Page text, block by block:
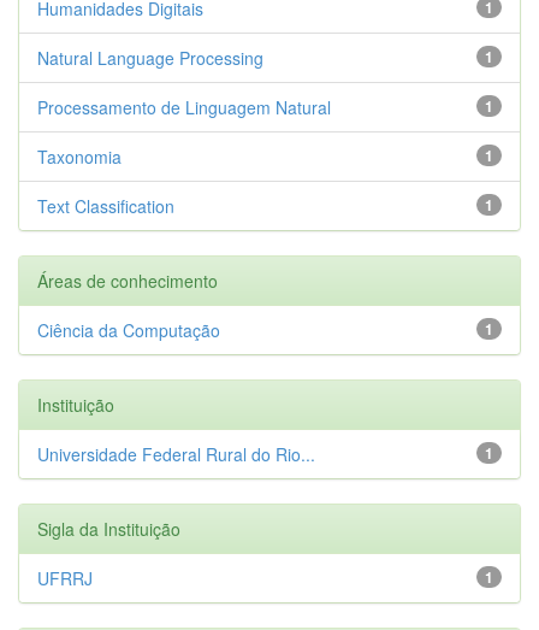
1
Humanidades Digitais
1
Natural Language Processing
1
Processamento de Linguagem Natural
1
Taxonomia
1
Text Classification
Áreas de conhecimento
1
Ciência da Computação
Instituição
1
Universidade Federal Rural do Rio...
Sigla da Instituição
1
UFRRJ